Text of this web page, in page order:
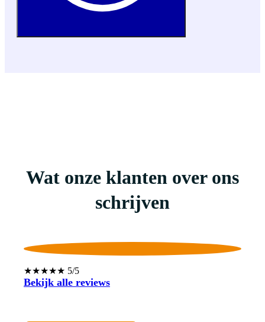
Wat onze klanten over ons
schrijven
★★★★★ 5/5
Bekijk alle reviews